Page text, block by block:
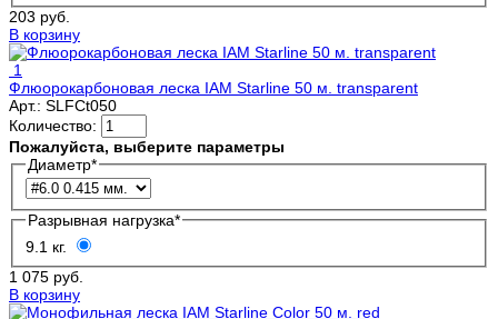
203 руб.
В корзину
1
Флюорокарбоновая леска IAM Starline 50 м. transparent
Арт.: SLFCt050
Количество:
Пожалуйста, выберите параметры
Диаметр*
Разрывная нагрузка*
9.1 кг.
1 075 руб.
В корзину